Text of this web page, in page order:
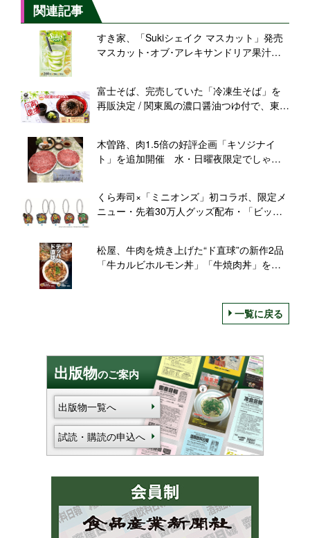
関連記事
すき家、「Sukiシェイク マスカット」発売
マスカット･オブ･アレキサンドリア果汁使
富士そば、完売していた「冷凍生そば」を
再販決定 / 関東風の濃口醤油つゆ付で、東京
木曽路、肉1.5倍の好評企画「キソジナイ
ト」を追加開催 水・日曜夜限定でしゃぶ
くら寿司×「ミニオンズ」初コラボ、限定メ
ニュー・先着30万人グッズ配布・「ビッく
松屋、牛肉を焼き上げた“ド直球”の新作2品
「牛カルビホルモン丼」「牛焼肉丼」を販
一覧に戻る
出版物のご案内
出版物一覧へ
試読・購読の申込へ